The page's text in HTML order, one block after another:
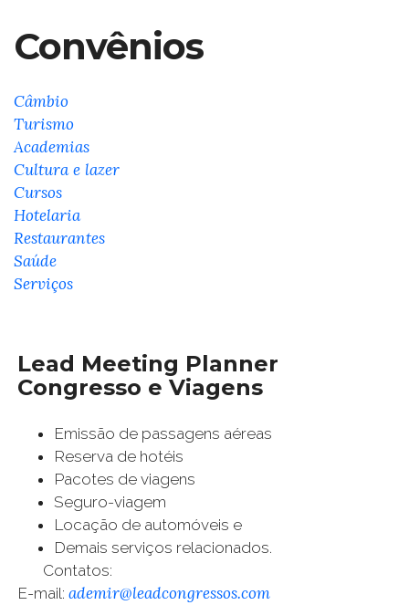
Convênios
Câmbio
Turismo
Academias
Cultura e lazer
Cursos
Hotelaria
Restaurantes
Saúde
Serviços
Lead Meeting Planner
Congresso e Viagens
Emissão de passagens aéreas
Reserva de hotéis
Pacotes de viagens
Seguro-viagem
Locação de automóveis e
Demais serviços relacionados.
Contatos:
E-mail: ademir@leadcongressos.com